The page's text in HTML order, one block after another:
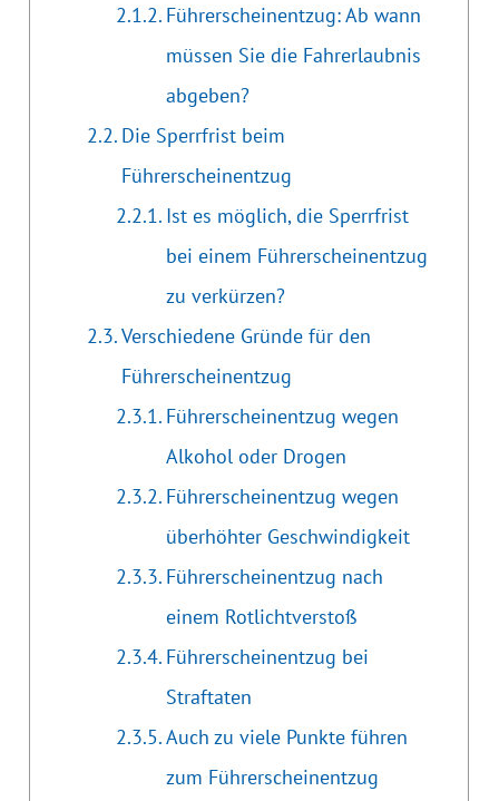
Führerscheinentzug: Ab wann
müssen Sie die Fahrerlaubnis
abgeben?
Die Sperrfrist beim
Führerscheinentzug
Ist es möglich, die Sperrfrist
bei einem Führerscheinentzug
zu verkürzen?
Verschiedene Gründe für den
Führerscheinentzug
Führerscheinentzug wegen
Alkohol oder Drogen
Führerscheinentzug wegen
überhöhter Geschwindigkeit
Führerscheinentzug nach
einem Rotlichtverstoß
Führerscheinentzug bei
Straftaten
Auch zu viele Punkte führen
zum Führerscheinentzug